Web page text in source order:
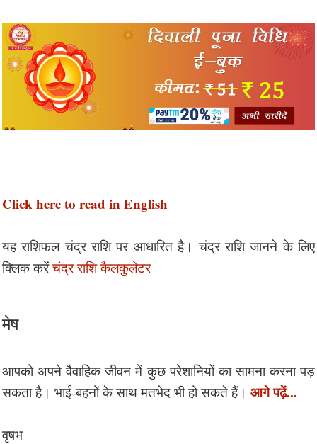
Click here to read in English
यह राशिफल चंद्र राशि पर आधारित है। चंद्र राशि जानने के लिए
क्लिक करेंचंद्र राशि कैलकुलेटर
मेष
आपको अपने वैवाहिक जीवन में कुछ परेशानियों का सामना करना पड़
सकता है। भाई-बहनों के साथ मतभेद भी हो सकते हैं। आगे पढ़ें...
वृषभ